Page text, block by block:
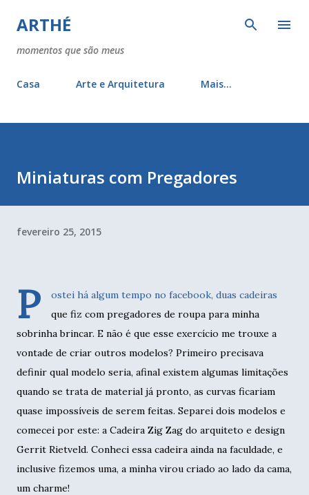
ARTHÉ
momentos que são meus
Casa Arte e Arquitetura Mais…
Miniaturas com Pregadores
fevereiro 25, 2015
P
ostei há algum tempo no facebook, duas cadeiras
que fiz com pregadores de roupa para minha
sobrinha brincar. E não é que esse exercício me trouxe a
vontade de criar outros modelos? Primeiro precisava
definir qual modelo seria, afinal existem algumas limitações
quando se trata de material já pronto, as curvas ficariam
quase impossíveis de serem feitas. Separei dois modelos e
comecei por este: a Cadeira Zig Zag do arquiteto e design
Gerrit Rietveld. Conheci essa cadeira ainda na faculdade, e
inclusive fizemos uma, a minha virou criado ao lado da cama,
um charme!